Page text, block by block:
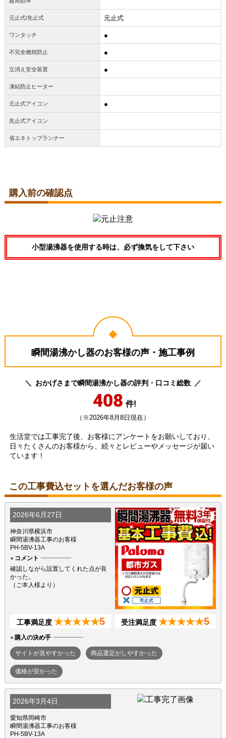
元止式/先止式 元止式
ワンタッチ ●
不完全燃焼防止 ●
立消え安全装置 ●
凍結防止ヒーター
元止式アイコン ●
先止式アイコン
省エネトップランナー
購入前の確認点
小型湯沸器を使用する時は、必ず換気をして下さい
瞬間湯沸かし器のお客様の声・施工事例
おかげさまで瞬間湯沸かし器の評判・口コミ総数
408 件!
（※2026年8月8日現在）
生活堂では工事完了後、お客様にアンケートをお願いしており、
日々たくさんのお客様から、続々とレビューやメッセージが届い
ています！
この工事費込セットを選んだお客様の声
2026年6月27日
神奈川県横浜市
瞬間湯沸器工事のお客様
PH-5BV-13A
コメント
確認しながら設置してくれた点が良
かった。
（ご本人様より）
工事満足度 ★★★★★5 受注満足度 ★★★★★5
購入の決め手
サイトが見やすかった 商品選定がしやすかった
価格が安かった
2026年3月4日
愛知県岡崎市
瞬間湯沸器工事のお客様
PH-5BV-13A